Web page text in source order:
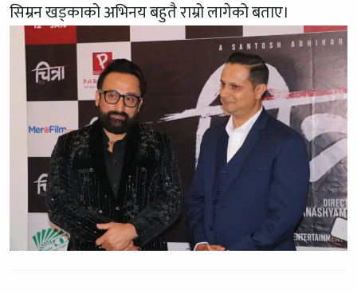
सिम्रन खड्काको अभिनय बहुतै राम्रो लागेको बताए।